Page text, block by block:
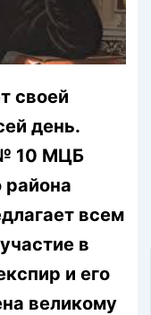
своей
день.
10 МЦБ
района
всем
в
и его
великому